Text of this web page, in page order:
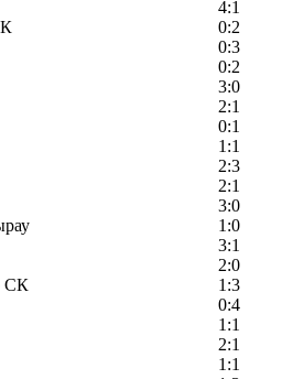
4:1
0:2
0:3
0:2
3:0
2:1
0:1
1:1
2:3
2:1
3:0
1:0
3:1
2:0
СК
1:3
0:4
1:1
2:1
1:1